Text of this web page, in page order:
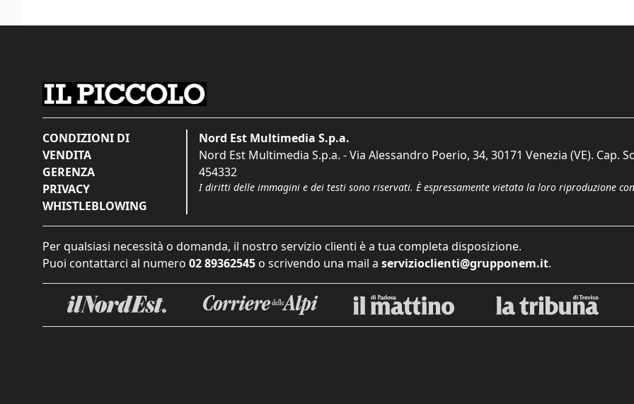
CONDIZIONI DI
VENDITA
GERENZA
PRIVACY
WHISTLEBLOWING
Nord Est Multimedia S.p.a.
Nord Est Multimedia S.p.a. - Via Alessandro Poerio, 34, 30171 Venezia (VE). Cap.
454332
I diritti delle immagini e dei testi sono riservati. È espressamente vietata la loro riproduzione
Per qualsiasi necessità o domanda, il nostro servizio clienti è a tua completa disposizione.
Puoi contattarci al numero 02 89362545 o scrivendo una mail a servizioclienti@grupponem.it.